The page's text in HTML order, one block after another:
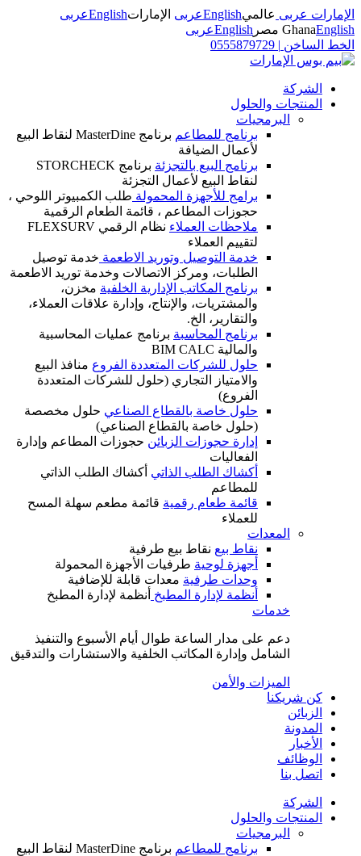
الإمارات عربى عالميEnglishعربى الإماراتEnglishعربى
GhanaEnglish مصر Englishعربى
الخط الساخن |
0555879729
الشركة
المنتجات والحلول
البرمجيات
برنامج للمطاعم
برنامج MasterDine لنقاط البيع
لأعمال الضيافة
برنامج البيع بالتجزئة
برنامج STORCHECK
لنقاط البيع لأعمال التجزئة
برامج للأجهزة المحمولة طلب الكمبيوتر اللوحي ،
حجوزات المطاعم ، قائمة الطعام الرقمية
ملاحظات العملاء
نظام الرقمي FLEXSURV
لتقييم العملاء
خدمة التوصيل وتوريد الاطعمة خدمة توصيل
الطلبات، ومركز الاتصالات وخدمة توريد الاطعمة
برنامج المكاتب الإدارية الخلفية مخزن،
والمشتريات، والإنتاج، وإدارة علاقات العملاء،
والتقارير، الخ.
برنامج المحاسبة برنامج عمليات المحاسبية
والمالية BIM CALC
حلول للشركات المتعددة الفروع منافذ البيع
والامتياز التجاري (حلول للشركات المتعددة
الفروع)
حلول خاصة بالقطاع الصناعي حلول مخصصة
(حلول خاصة بالقطاع الصناعي)
إدارة حجوزات الزبائن حجوزات المطاعم وإدارة
الفعاليات
أكشاك الطلب الذاتي أكشاك الطلب الذاتي
للمطاعم
قائمة طعام رقمية قائمة مطعم سهلة المسح
للعملاء
المعدات
نقاط بيع نقاط بيع طرفية
أجهزة لوحية طرفيات الأجهزة المحمولة
وحدات طرفية معدات قابلة للإضافية
أنظمة لإدارة المطبخ أنظمة لإدارة المطبخ
خدمات
دعم على مدار الساعة طوال أيام الأسبوع والتنفيذ
الشامل وإدارة المكاتب الخلفية والاستشارات والتدقيق
الميزات والأمن
كن شريكنا
الزبائن
المدونة
الأخبار
الوظائف
اتصل بنا
الشركة
المنتجات والحلول
البرمجيات
برنامج للمطاعم
برنامج MasterDine لنقاط البيع